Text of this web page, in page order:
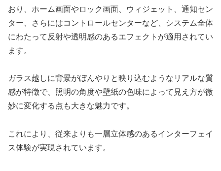
おり、ホーム画面やロック画面、ウィジェット、通知セン
ター、さらにはコントロールセンターなど、システム全体
にわたって反射や透明感のあるエフェクトが適用されてい
ます。
ガラス越しに背景がぼんやりと映り込むようなリアルな質
感が特徴で、照明の角度や壁紙の色味によって見え方が微
妙に変化する点も大きな魅力です。
これにより、従来よりも一層立体感のあるインターフェイ
ス体験が実現されています。